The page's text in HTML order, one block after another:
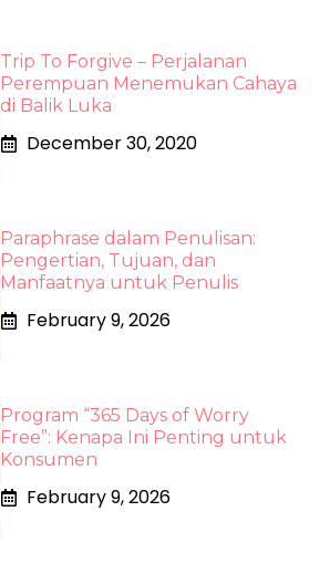
Trip To Forgive – Perjalanan
Perempuan Menemukan Cahaya
di Balik Luka
December 30, 2020
Paraphrase dalam Penulisan:
Pengertian, Tujuan, dan
Manfaatnya untuk Penulis
February 9, 2026
Program “365 Days of Worry
Free”: Kenapa Ini Penting untuk
Konsumen
February 9, 2026